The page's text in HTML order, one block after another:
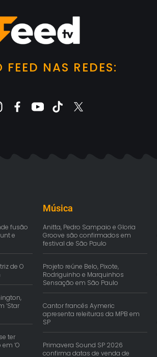
FEED NAS REDES:
fusão
e
de O
‘Star
ter
‘O
Música
Anitta, Pedro Sampaio e Gloria
Groove são confirmados em
festival de São Paulo
Projeto reúne Belo, Pixote,
Rodriguinho e Marquinhos
Sensação em São Paulo
Cantor francês Aymeric
apresenta releituras da MPB em
SP
Primavera Sound SP 2026
confirma datas de venda de